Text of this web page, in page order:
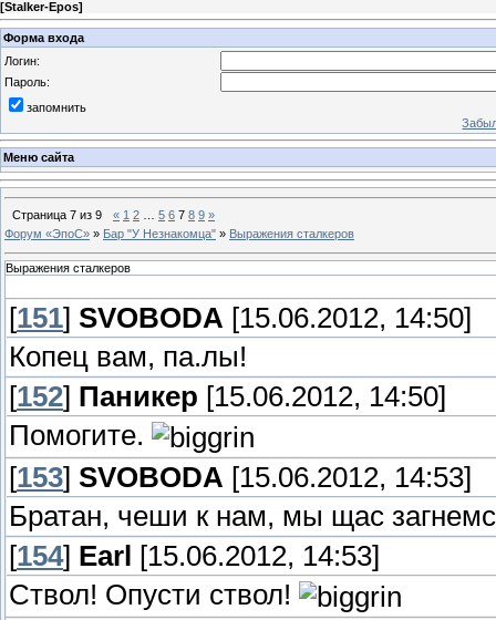
[Stalker-Epos]
Форма входа
Логин:
Пароль:
запомнить
Меню сайта
Страница 7 из 9 « 1 2 5 6 7 8 9 »
Форум «ЭпоС» » Бар "У Незнакомца" » Выражения сталкеров
Выражения сталкеров
[151] SVOBODA [15.06.2012, 14:50]
Копец вам, па.лы!
[152] Паникер [15.06.2012, 14:50]
Помогите.
[153] SVOBODA [15.06.2012, 14:53]
Братан, чеши к нам, мы щас
[154] Earl
[15.06.2012, 14:53]
Ствол! Опусти ствол!